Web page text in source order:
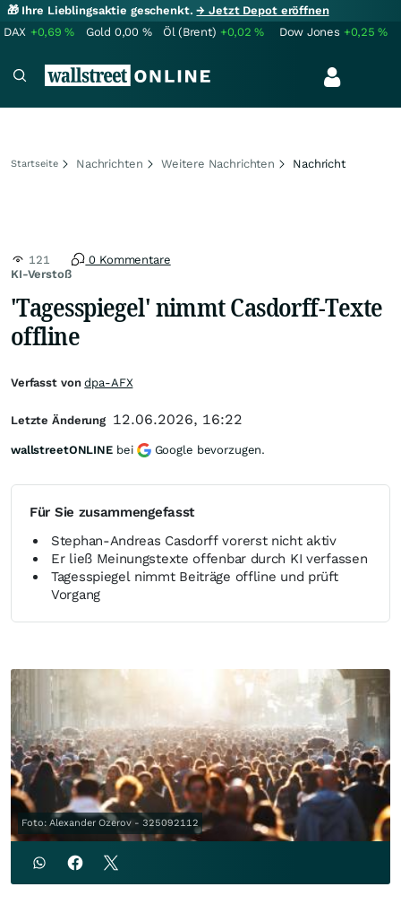
🎁 Ihre Lieblingsaktie geschenkt.→ Jetzt Depot eröffnen
DAX +0,69% Gold 0,00 % Öl (Brent) +0,02% Dow Jones +0,25%
Startseite Nachrichten Weitere Nachrichten Nachricht
KI-Verstoß
121 0 Kommentare
'Tagesspiegel' nimmt Casdorff-Texte
offline
Für Sie zusammengefasst
Stephan-Andreas Casdorff vorerst nicht aktiv
Er ließ Meinungstexte offenbar durch KI verfassen
Tagesspiegel nimmt Beiträge offline und prüft
Vorgang
Foto: Alexander Ozerov - 325092112
Verfasst vondpa-AFX
Letzte Änderung 12.06.2026, 16:22
wallstreetONLINE bei Google bevorzugen.